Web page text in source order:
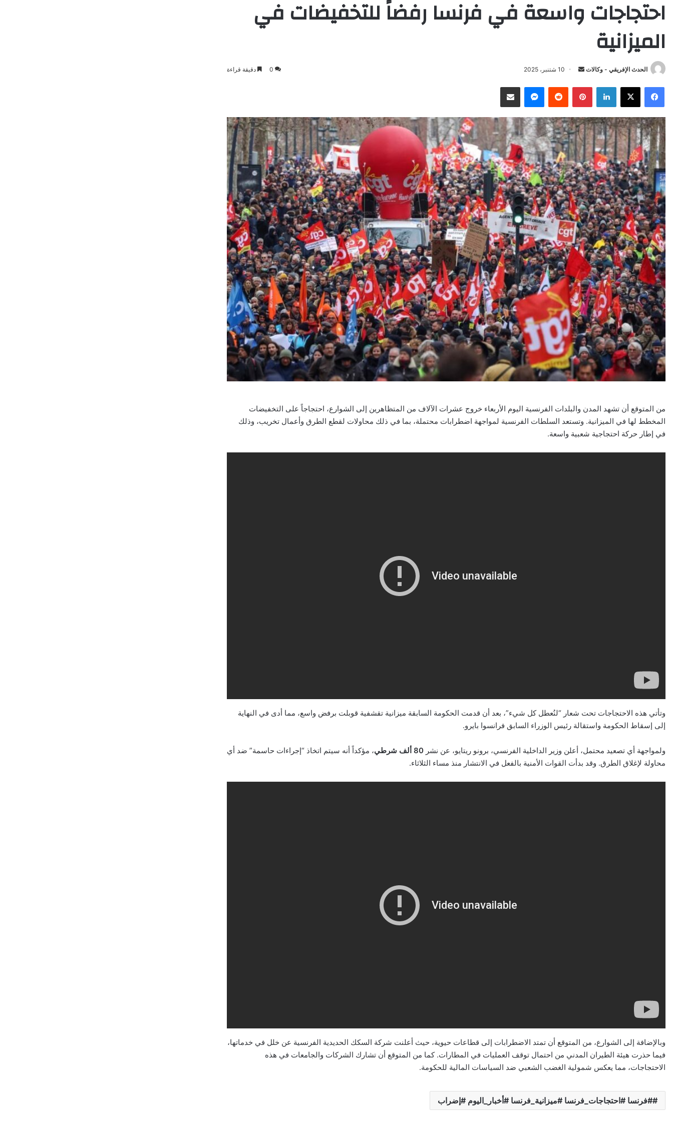
احتجاجات واسعة في فرنسا رفضاً للتخفيضات في
الميزانية
الحدث الإفريقي - وكالات
Send 10 شتنبر، 2025 0 دقيقة قراءة
Facebook
X
LinkedIn
Pinterest
Reddit
Messengerانشر عبر البريد الإلكتروني
من المتوقع أن تشهد المدن والبلدات الفرنسية اليوم الأربعاء خروج عشرات الآلاف من المتظاهرين إلى الشوارع، احتجاجاً على التخفيضات
المخطط لها في الميزانية. وتستعد السلطات الفرنسية لمواجهة اضطرابات محتملة، بما في ذلك محاولات لقطع الطرق وأعمال تخريب، وذلك
في إطار حركة احتجاجية شعبية واسعة.
وتأتي هذه الاحتجاجات تحت شعار “لنُعطل كل شيء”، بعد أن قدمت الحكومة السابقة ميزانية تقشفية قوبلت برفض واسع، مما أدى في النهاية
إلى إسقاط الحكومة واستقالة رئيس الوزراء السابق فرانسوا بايرو.
ولمواجهة أي تصعيد محتمل، أعلن وزير الداخلية الفرنسي، برونو ريتايو، عن نشر 80 ألف شرطي
، مؤكداً أنه سيتم اتخاذ “إجراءات حاسمة” ضد أي
محاولة لإغلاق الطرق. وقد بدأت القوات الأمنية بالفعل في الانتشار منذ مساء الثلاثاء.
وبالإضافة إلى الشوارع، من المتوقع أن تمتد الاضطرابات إلى قطاعات حيوية، حيث أعلنت شركة السكك الحديدية الفرنسية عن خلل في خدماتها،
فيما حذرت هيئة الطيران المدني من احتمال توقف العمليات في المطارات. كما من المتوقع أن تشارك الشركات والجامعات في هذه
الاحتجاجات، مما يعكس شمولية الغضب الشعبي ضد السياسات المالية للحكومة.
#فرنسا #احتجاجات_فرنسا #ميزانية_فرنسا #أخبار_اليوم #إضراب